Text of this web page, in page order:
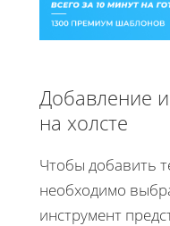
Добавление
на холсте
Чтобы добавить
необходимо
инструмент